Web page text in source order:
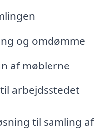
og omdømme
af møblerne
arbejdsstedet
til samling af